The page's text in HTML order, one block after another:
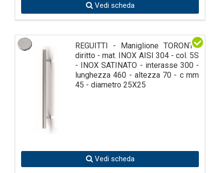
Vedi scheda
REGUITTI - Maniglione TORONTO
diritto - mat. INOX AISI 304 - col. 5S
- INOX SATINATO - interasse 300 -
lunghezza 460 - altezza 70 - c mm
45 - diametro 25X25
Vedi scheda